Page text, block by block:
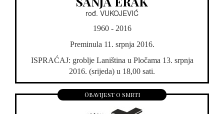
rođ. VUKOJEVIĆ
1960 - 2016
Preminula 11. srpnja 2016.
ISPRAĆAJ: groblje Laniština u Pločama 13. srpnja
2016. (srijeda) u 18,00 sati.
Obavijest o smrti